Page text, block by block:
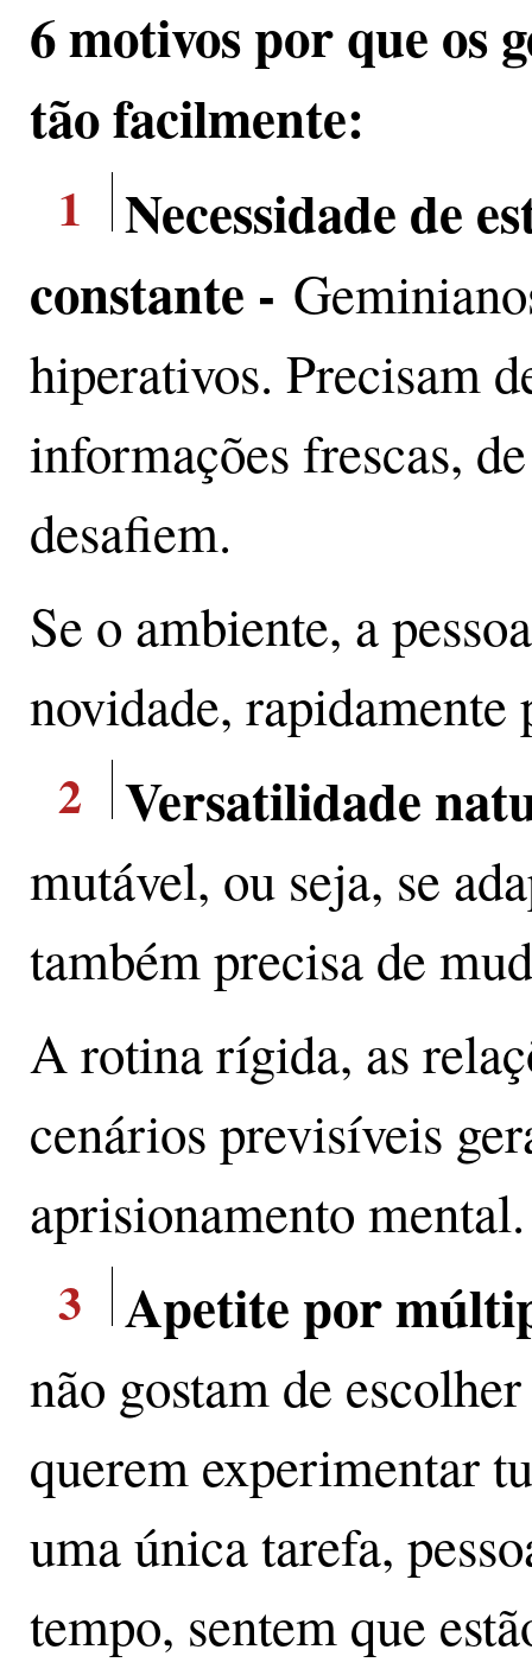
6 motivos por que os
tão facilmente:
1
Necessidade de
constante -
hiperativos. Precisam
informações frescas,
desafiem.
Se o ambiente, a
novidade, rapidamente
2 Versatilidade
mutável, ou seja, se
também precisa de
A rotina rígida, as
cenários previsíveis
aprisionamento mental.
3 Apetite por
não gostam de
querem experimentar
uma única tarefa,
tempo, sentem que